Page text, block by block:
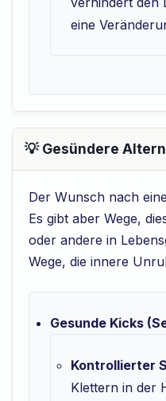
eine
💡 Gesündere
Der Wunsch nach
Es gibt aber Wege,
oder andere in
Wege, die innere
Gesunde Kicks
Kontrollierter
Klettern in der